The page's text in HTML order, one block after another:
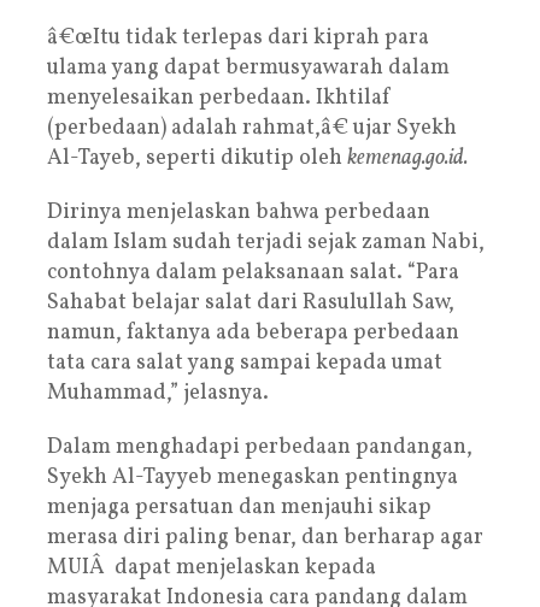
â€œItu tidak terlepas dari kiprah para
ulama yang dapat bermusyawarah dalam
menyelesaikan perbedaan. Ikhtilaf
(perbedaan) adalah rahmat,â€ ujar Syekh
Al-Tayeb, seperti dikutip oleh kemenag.go.id.
Dirinya menjelaskan bahwa perbedaan
dalam Islam sudah terjadi sejak zaman Nabi,
contohnya dalam pelaksanaan salat. “Para
Sahabat belajar salat dari Rasulullah Saw,
namun, faktanya ada beberapa perbedaan
tata cara salat yang sampai kepada umat
Muhammad,” jelasnya.
Dalam menghadapi perbedaan pandangan,
Syekh Al-Tayyeb menegaskan pentingnya
menjaga persatuan dan menjauhi sikap
merasa diri paling benar, dan berharap agar
MUIÂ dapat menjelaskan kepada
masyarakat Indonesia cara pandang dalam